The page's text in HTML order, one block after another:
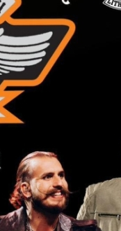
novada
uzņem
grupā
mācību
sistēmā rindā
kas tiek izdots līdz